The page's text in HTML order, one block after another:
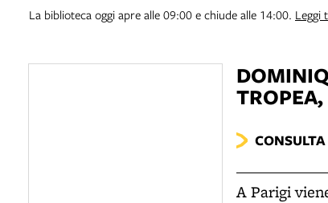
La biblioteca oggi apre alle 09:00 e chiude alle 14:00. Leggi
A Parigi